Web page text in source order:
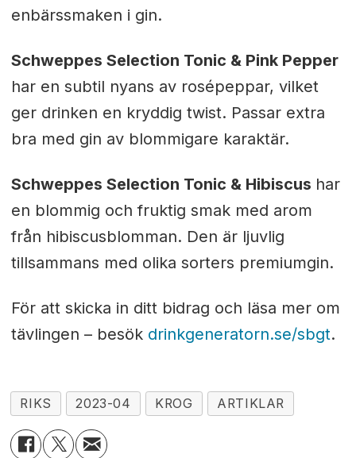
enbärssmaken i gin.
Schweppes Selection Tonic & Pink Pepper
har en subtil nyans av rosépeppar, vilket
ger drinken en kryddig twist. Passar extra
bra med gin av blommigare karaktär.
Schweppes Selection Tonic & Hibiscus har
en blommig och fruktig smak med arom
från hibiscusblomman. Den är ljuvlig
tillsammans med olika sorters premiumgin.
För att skicka in ditt bidrag och läsa mer om
tävlingen – besök drinkgeneratorn.se/sbgt.
RIKS 2023-04 KROG ARTIKLAR